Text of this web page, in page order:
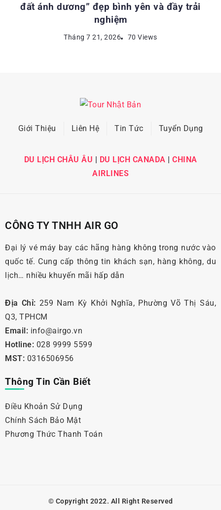
đất ánh dương” đẹp bình yên và đầy trải
nghiệm
Tháng 7 21, 2026 70 Views
Giới Thiệu Liên Hệ Tin Tức Tuyển Dụng
DU LỊCH CHÂU ÂU | DU LỊCH CANADA | CHINA
AIRLINES
CÔNG TY TNHH AIR GO
Đại lý vé máy bay các hãng hàng không trong nước vào
quốc tế. Cung cấp thông tin khách sạn, hàng không, du
lịch… nhiều khuyến mãi hấp dẫn
Địa Chỉ: 259 Nam Kỳ Khởi Nghĩa, Phường Võ Thị Sáu,
Q3, TPHCM
Email: info@airgo.vn
Hotline: 028 9999 5599
MST: 0316506956
Thông Tin Cần Biết
Điều Khoản Sử Dụng
Chính Sách Bảo Mật
Phương Thức Thanh Toán
© Copyright 2022. All Right Reserved